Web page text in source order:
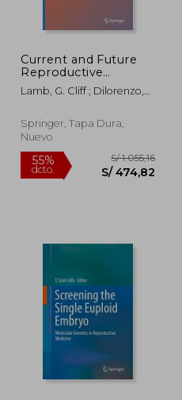
Current and Future
Reproductive
Technologies and
World Food
Inglés)
Lamb, G. Cliff ; Dilorenzo,
Springer, Tapa Dura,
Nuevo